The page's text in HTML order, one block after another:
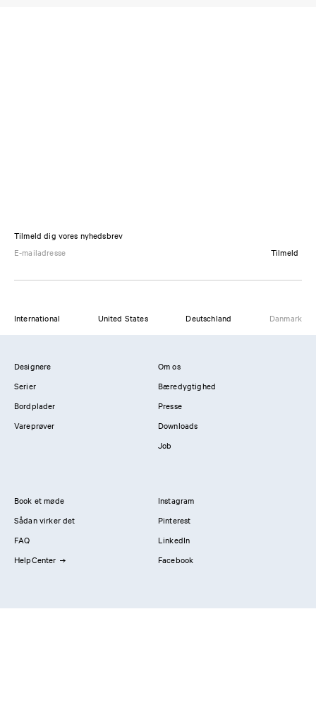
Tilmeld dig vores nyhedsbrev
Tilmeld
International United States Deutschland Danmark
Designere
Serier
Bordplader
Vareprøver
Om os
Bæredygtighed
Presse
Downloads
Job
Book et møde
Sådan virker det
FAQ
HelpCenter
Instagram
Pinterest
LinkedIn
Facebook